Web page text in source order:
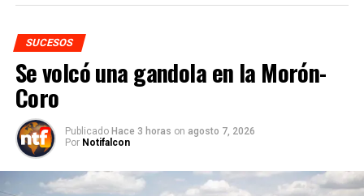
SUCESOS
Se volcó una gandola en la Morón-
Coro
Publicado Hace 3 horas on agosto 7, 2026
Por Notifalcon